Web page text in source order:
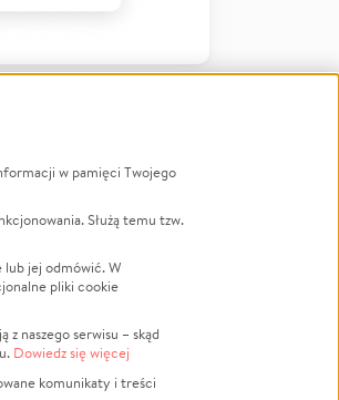
LGBTQ+
Powódź
Wichura
Religia
Edukacja
w pamięci Twojego
Służą temu tzw.
jej odmówić. W
pliki cookie
naszego serwisu – skąd
Dowiedz się więcej
komunikaty i treści